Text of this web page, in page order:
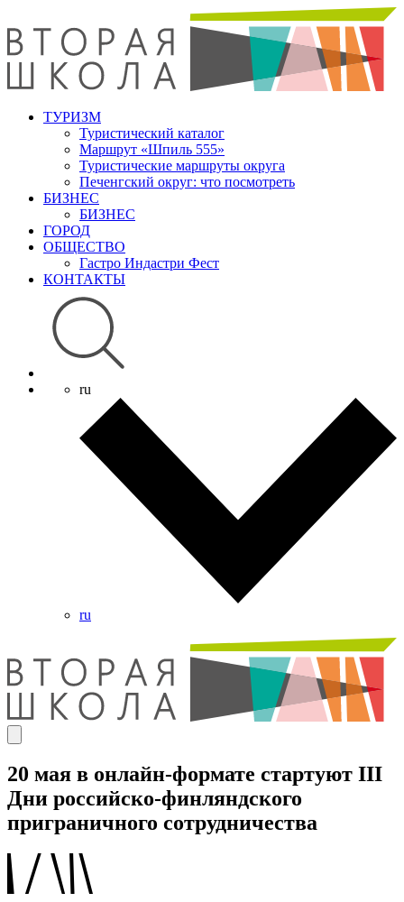
ТУРИЗМ
Туристический каталог
Маршрут «Шпиль 555»
Туристические маршруты округа
Печенгский округ: что посмотреть
БИЗНЕС
БИЗНЕС
ГОРОД
ОБЩЕСТВО
Гастро Индастри Фест
КОНТАКТЫ
ru
ru
20 мая в онлайн-формате стартуют III
Дни российско-финляндского
приграничного сотрудничества